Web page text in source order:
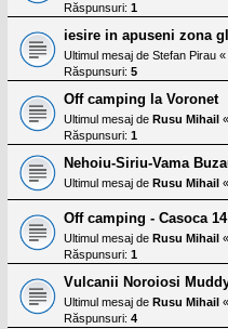
Răspunsuri: 1
iesire in apuseni zona
Ultimul mesaj de Stefan Pirau «
Răspunsuri: 5
Off camping la Voronet
Ultimul mesaj de Rusu Mihail «
Răspunsuri: 1
Nehoiu-Siriu-Vama
Ultimul mesaj de Rusu Mihail «
Off camping - Casoca
Ultimul mesaj de Rusu Mihail «
Răspunsuri: 1
Vulcanii Noroiosi
Ultimul mesaj de Rusu Mihail «
Răspunsuri: 4